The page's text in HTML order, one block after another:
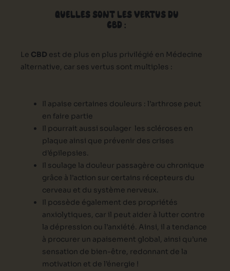
QUELLES SONT LES VERTUS DU
CBD :
Le CBD est de plus en plus privilégié en Médecine
alternative, car ses vertus sont multiples :
Il apaise certaines douleurs : l’arthrose peut
en faire partie
Il pourrait aussi soulager les scléroses en
plaque ainsi que prévenir des crises
d’épilepsies.
Il soulage la douleur passagère ou chronique
grâce à l’action sur certains récepteurs du
cerveau et du système nerveux.
Il possède également des propriétés
anxiolytiques, car il peut aider à lutter contre
la dépression ou l’anxiété. Ainsi, il a tendance
à procurer un apaisement global, ainsi qu’une
sensation de bien-être, redonnant de la
motivation et de l’énergie !